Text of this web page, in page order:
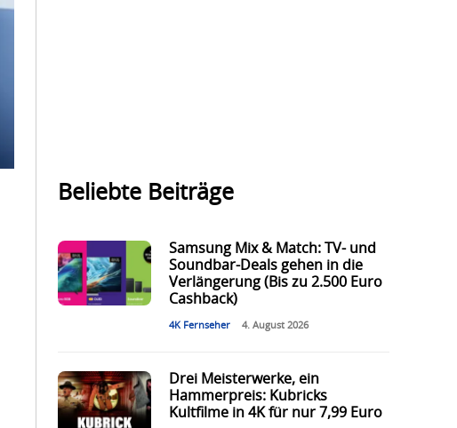
Beliebte Beiträge
Samsung Mix & Match: TV- und
Soundbar-Deals gehen in die
Verlängerung (Bis zu 2.500 Euro
Cashback)
4K Fernseher 4. August 2026
Drei Meisterwerke, ein
Hammerpreis: Kubricks
Kultfilme in 4K für nur 7,99 Euro